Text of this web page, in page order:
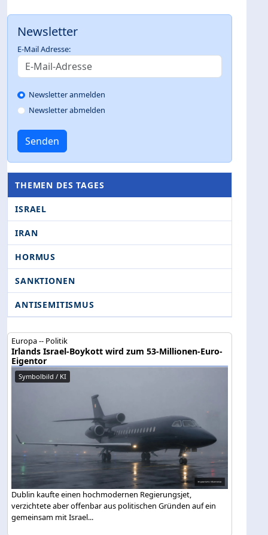
Newsletter
E-Mail Adresse:
Newsletter anmelden
Newsletter abmelden
Senden
THEMEN DES TAGES
ISRAEL
IRAN
HORMUS
SANKTIONEN
ANTISEMITISMUS
Europa -- Politik
Irlands Israel-Boykott wird zum 53-Millionen-Euro-
Eigentor
Symbolbild / KI
Dublin kaufte einen hochmodernen Regierungsjet,
verzichtete aber offenbar aus politischen Gründen auf ein
gemeinsam mit Israel...